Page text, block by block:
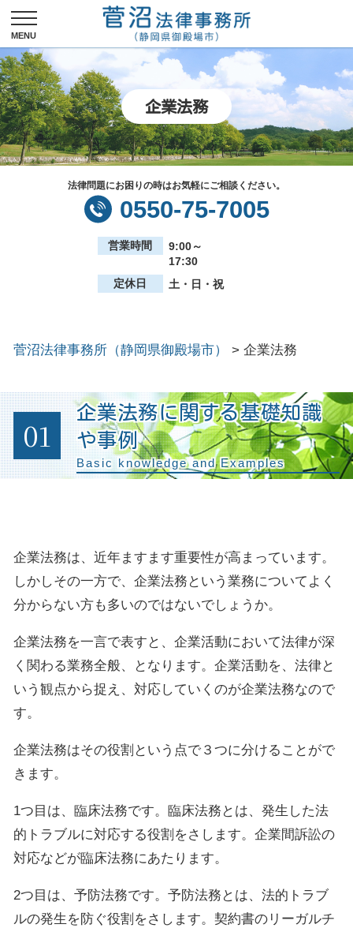
企業法務
法律問題にお困りの時はお気軽にご相談ください。
0550-75-7005
営業時間
9:00～
17:30
定休日
土・日・祝
菅沼法律事務所（静岡県御殿場市） > 企業法務
01
企業法務に関する基礎知識
や事例
Basic knowledge and Examples
企業法務は、近年ますます重要性が高まっています。
しかしその一方で、企業法務という業務についてよく
分からない方も多いのではないでしょうか。
企業法務を一言で表すと、企業活動において法律が深
く関わる業務全般、となります。企業活動を、法律と
いう観点から捉え、対応していくのが企業法務なので
す。
企業法務はその役割という点で３つに分けることがで
きます。
1つ目は、臨床法務です。臨床法務とは、発生した法
的トラブルに対応する役割をさします。企業間訴訟の
対応などが臨床法務にあたります。
2つ目は、予防法務です。予防法務とは、法的トラブ
ルの発生を防ぐ役割をさします。契約書のリーガルチ